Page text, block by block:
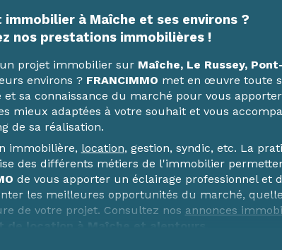
immobilier à Maîche et ses environs ?
nos prestations immobilières !
un projet immobilier sur Maîche, Le Russey,
environs ? FRANCIMMO met en œuvre toute
et sa connaissance du marché pour vous
mieux adaptées à votre souhait et vous
de sa réalisation.
immobilière, location, gestion, syndic, etc. La
des différents métiers de l'immobilier
de vous apporter un éclairage professionnel et
les meilleures opportunités du marché,
de votre projet. Consultez nos annonces
de location à Maîche et alentours.